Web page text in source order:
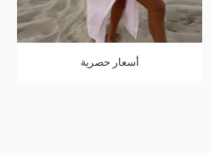
أسعار حصرية